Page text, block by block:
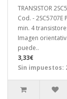
TRANSISTOR
Cod. - 2SC5707E
min. 4
Imagen
puede..
3,33€
Sin impuestos: